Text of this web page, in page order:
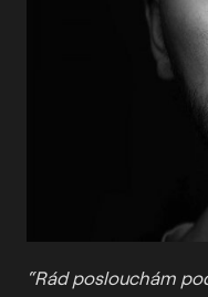
“Rád poslouchám